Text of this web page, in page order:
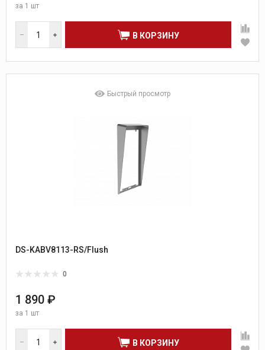
за 1 шт
В КОРЗИНУ
Быстрый просмотр
DS-KABV8113-RS/Flush
0
1 890 ₽
за 1 шт
В КОРЗИНУ